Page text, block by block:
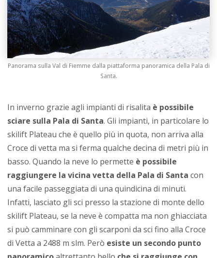
Panorama sulla Val di Fiemme dalla piattaforma panoramica della Pala di
Santa.
In inverno grazie agli impianti di risalita è possibile
sciare sulla Pala di Santa. Gli impianti, in particolare lo
skilift Plateau che è quello più in quota, non arriva alla
Croce di vetta ma si ferma qualche decina di metri più in
basso. Quando la neve lo permette è possibile
raggiungere la vicina vetta della Pala di Santa con
una facile passeggiata di una quindicina di minuti.
Infatti, lasciato gli sci presso la stazione di monte dello
skilift Plateau, se la neve è compatta ma non ghiacciata
si può camminare con gli scarponi da sci fino alla Croce
di Vetta a 2488 m slm. Però esiste un secondo punto